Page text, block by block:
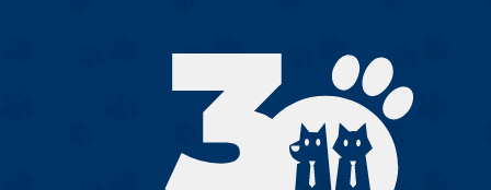
الاستشفاء عندنا يشمل:
متابعة العلامات الحيوية
تقديم الأدوية في مواعيدها
رعاية خاصة للحالات الحرجة
بنستخدم منتجات طبية آمنة مخصصة
للحيوانات الأليفة، وبنهتم إن الحيوان